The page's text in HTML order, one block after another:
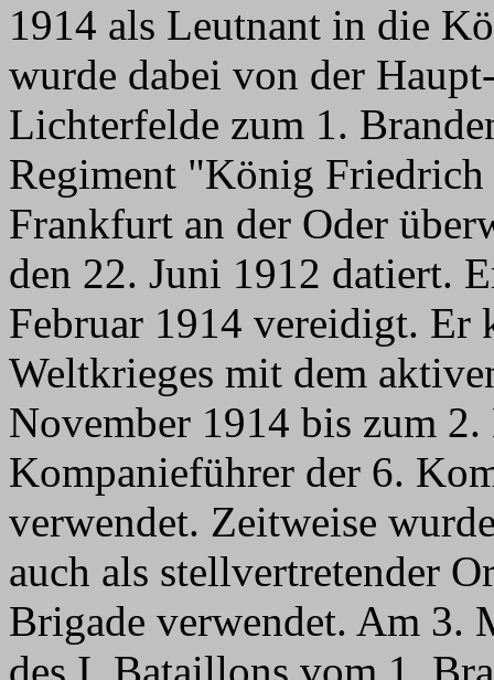
1914 als Leutnant in die
wurde dabei von der
Lichterfelde zum 1.
Regiment "König
Frankfurt an der Oder
den 22. Juni 1912 datiert.
Februar 1914 vereidigt. Er
Weltkrieges mit dem
November 1914 bis zum
Kompanieführer der 6.
verwendet. Zeitweise
auch als stellvertretender
Brigade verwendet. Am 3.